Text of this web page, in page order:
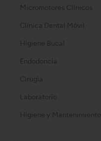
Micromotores Clínicos
Clínica Dental Móvil
Higiene Bucal
Endodoncia
Cirugía
Laboratorio
Higiene y Mantenimiento